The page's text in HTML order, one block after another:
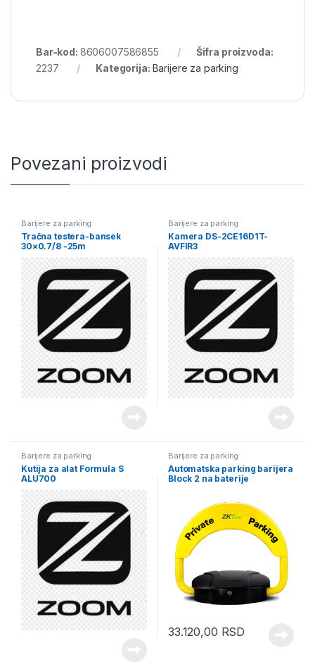
Bar-kod: 8606007586855
Šifra proizvoda:
2237
Kategorija: Barijere za parking
Povezani proizvodi
Barijere za parking
Tračna testera-bansek
30×0.7/8 -25m
Barijere za parking
Kamera DS-2CE16D1T-
AVFIR3
Barijere za parking
Kutija za alat Formula S
ALU700
Barijere za parking
Automatska parking barijera
Block 2 na baterije
33.120,00 RSD